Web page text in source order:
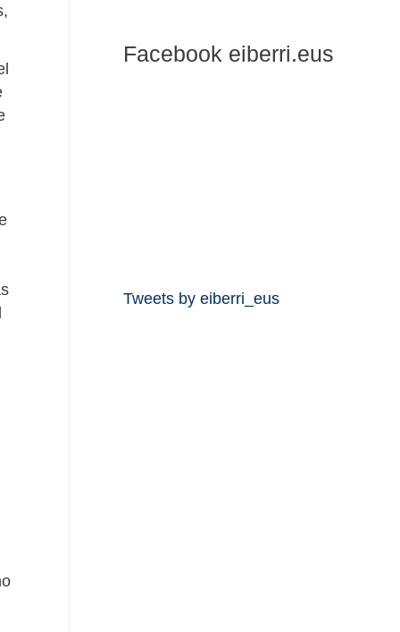
Facebook eiberri.eus
Tweets by eiberri_eus